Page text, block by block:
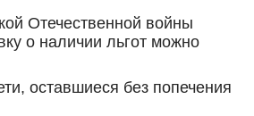
Отечественной войны
о наличии льгот можно
оставшиеся без попечения